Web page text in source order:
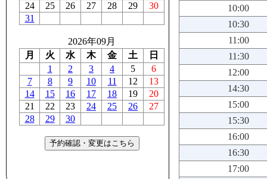
24
25 26 27 28 29
30
31
2026年09月
月
火 水 木 金 土
日
1
2 3 4 5
6
7
8 9 10 11 12
13
14
15 16 17 18 19
20
21
22 23 24 25 26
27
28
29 30
10:00
10:30
11:00
11:30
12:00
14:30
15:00
15:30
16:00
16:30
17:00